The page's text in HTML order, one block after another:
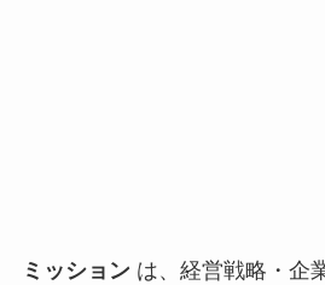
ミッションは、経営戦略・企